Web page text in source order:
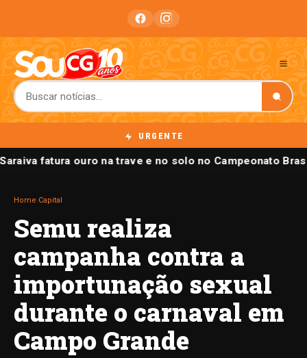
URGENTE
fatura ouro na trave e no solo no Campeonato
Home Capital
Semu realiza
campanha contra a
importunação sexual
durante o carnaval em
Campo Grande